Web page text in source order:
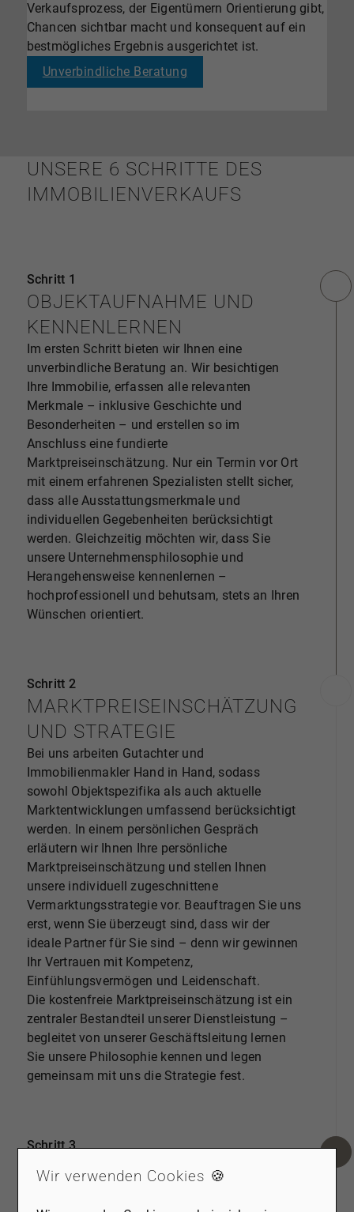
Verkaufsprozess, der Eigentümern Orientierung gibt,
Chancen sichtbar macht und konsequent auf ein
bestmögliches Ergebnis ausgerichtet ist.
Unverbindliche Beratung
UNSERE 6 SCHRITTE DES
IMMOBILIENVERKAUFS
Schritt 1
OBJEKTAUFNAHME UND
KENNENLERNEN
Im ersten Schritt bieten wir Ihnen eine
unverbindliche Beratung an. Wir besichtigen
Ihre Immobilie, erfassen alle relevanten
Merkmale – inklusive Geschichte und
Besonderheiten – und erstellen so im
Anschluss eine fundierte
Marktpreiseinschätzung. Nur ein Termin vor Ort
mit einem erfahrenen Spezialisten stellt sicher,
dass alle Ausstattungsmerkmale und
individuellen Gegebenheiten berücksichtigt
werden. Gleichzeitig möchten wir, dass Sie
unsere Unternehmensphilosophie und
Herangehensweise kennenlernen –
hochprofessionell und behutsam, stets an Ihren
Wünschen orientiert.
Schritt 2
MARKTPREISEINSCHÄTZUNG
UND STRATEGIE
Bei uns arbeiten Gutachter und
Immobilienmakler Hand in Hand, sodass
sowohl Objektspezifika als auch aktuelle
Marktentwicklungen umfassend berücksichtigt
werden. In einem persönlichen Gespräch
erläutern wir Ihnen Ihre persönliche
Marktpreiseinschätzung und stellen Ihnen
unsere individuell zugeschnittene
Vermarktungsstrategie vor. Beauftragen Sie uns
erst, wenn Sie überzeugt sind, dass wir der
ideale Partner für Sie sind – denn wir gewinnen
Ihr Vertrauen mit Kompetenz,
Einfühlungsvermögen und Leidenschaft.
Die kostenfreie Marktpreiseinschätzung ist ein
zentraler Bestandteil unserer Dienstleistung –
begleitet von unserer Geschäftsleitung lernen
Sie unsere Philosophie kennen und legen
gemeinsam mit uns die Strategie fest.
Schritt 3
ABSCHLUSS DES
Wir verwenden Cookies 🍪